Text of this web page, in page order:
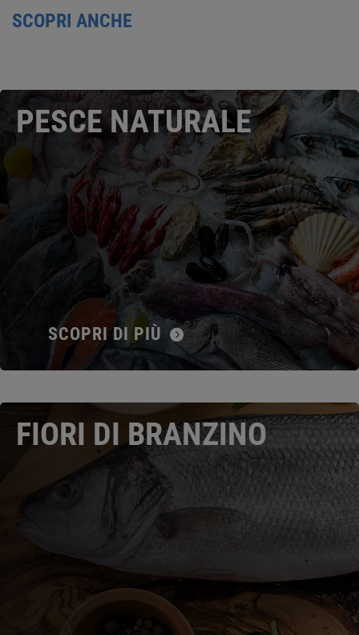
SCOPRI ANCHE
PESCE NATURALE
SCOPRI DI PIÙ
FIORI DI BRANZINO